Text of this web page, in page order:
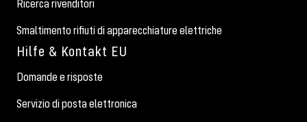
Ricerca rivenditori
Smaltimento rifiuti di apparecchiature elettriche
Hilfe & Kontakt EU
Domande e risposte
Servizio di posta elettronica